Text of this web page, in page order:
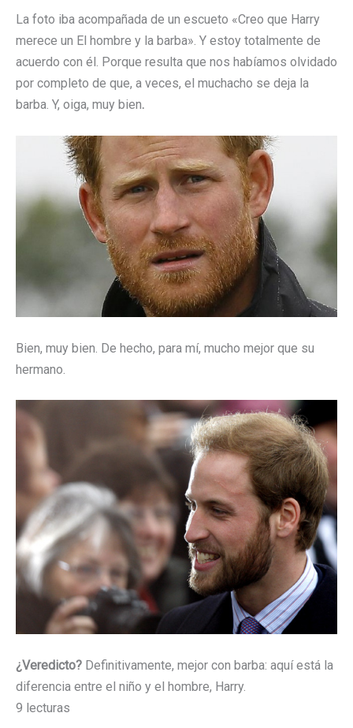
La foto iba acompañada de un escueto «Creo que Harry
merece un El hombre y la barba». Y estoy totalmente de
acuerdo con él. Porque resulta que nos habíamos olvidado
por completo de que, a veces, el muchacho se deja la
barba. Y, oiga, muy bien.
Bien, muy bien. De hecho, para mí, mucho mejor que su
hermano.
¿Veredicto? Definitivamente, mejor con barba: aquí está la
diferencia entre el niño y el hombre, Harry.
9 lecturas